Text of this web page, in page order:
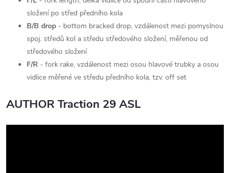
složení po střed předního kola
B/B drop - bottom bracked drop, vzdálenost mezi pomyslnou
spoj. středů kol a středu středového složení, měřenou od
středového složení
F/R - fork rake, vzdálenost mezi osou hlavové trubky a osou
vidlice měřené ve středu předního kola, tzv. off set
AUTHOR Traction 29 ASL